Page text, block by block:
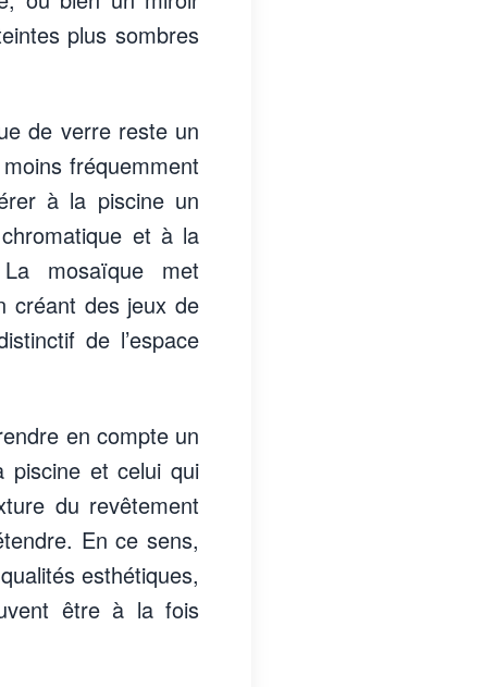
plus sombres
de verre reste un
fréquemment
à la piscine un
et à la
mosaïque met
créant des jeux de
de l’espace
en compte un
piscine et celui qui
du revêtement
En ce sens,
esthétiques,
être à la fois